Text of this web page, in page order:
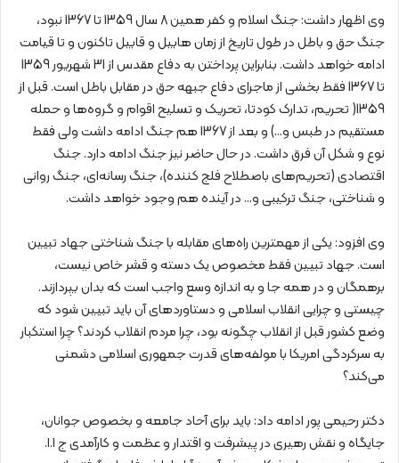
وی اظهار داشت: جنگ اسلام و کفر همین 8 سال 1359 تا 1367 نبود،
جنگ حق و باطل در طول تاریخ از زمان هابیل و قابیل تاکنون و تا قیامت
ادامه خواهد داشت. بنابراین پرداختن به دفاع مقدس از 31 شهریور 1359
تا 1367 فقط بخشی از ماجرای دفاع جبهه حق در مقابل باطل است. قبل از
1359( تحریم، تدارک کودتا، تحریک و تسلیح اقوام و گروه‌ها و حمله
مستقیم در طبس و…) و بعد از 1367 هم جنگ ادامه داشت ولی فقط
نوع و شکل آن فرق داشت. در حال حاضر نیز جنگ ادامه دارد. جنگ
اقتصادی (تحریم‌های باصطلاح فلج کننده)، جنگ رسانه‌ای، جنگ روانی
و شناختی، جنگ ترکیبی و… در آینده هم وجود خواهد داشت.
وی افزود: یکی از مهمترین راه‌های مقابله با جنگ شناختی جهاد تبیین
است. جهاد تبیین فقط مخصوص یک دسته و قشر خاص نیست،
برهمگان و در همه جا و به اندازه وسع واجب است که بدان بپردازند.
چیستی و چرایی انقلاب اسلامی و دستاوردهای آن باید تبیین شود که
وضع کشور قبل از انقلاب چگونه بود، چرا مردم انقلاب کردند؟ چرا استکبار
به سرکردگی امریکا با مولفه‌های قدرت جمهوری اسلامی دشمنی
می‌کند؟
دکتر رحیمی پور ادامه داد: باید برای آحاد جامعه و بخصوص جوانان،
جایگاه و نقش رهیری در پیشرفت و اقتدار و عظمت و کارآمدی ج ا.ا.